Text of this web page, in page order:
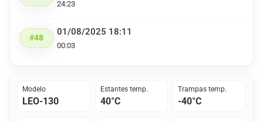
24:23
#48
01/08/2025 18:11
00:03
Modelo
LEO-130
Estantes temp.
40°C
Trampas temp.
-40°C